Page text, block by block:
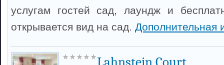
услугам гостей сад, лаундж и
открывается вид на сад.